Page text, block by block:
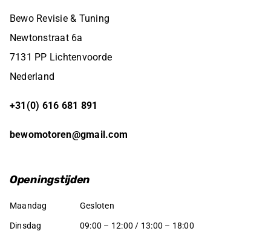
Bewo Revisie & Tuning
Newtonstraat 6a
7131 PP Lichtenvoorde
Nederland
+31(0) 616 681 891
bewomotoren@gmail.com
Openingstijden
Maandag Gesloten
Dinsdag 09:00 – 12:00 / 13:00 – 18:00